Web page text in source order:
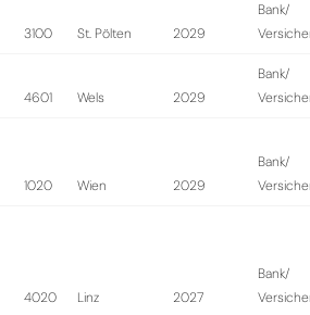
3100 St. Pölten 2029
Bank/
4601 Wels 2029
Bank/
1020 Wien 2029
Bank/
4020 Linz 2027
Bank/